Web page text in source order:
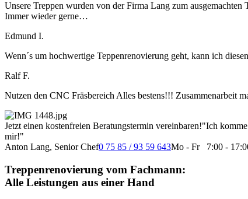
Unsere Treppen wurden von der Firma Lang zum
Immer wieder gerne…
Edmund I.
Wenn´s um hochwertige Teppenrenovierung geht, kann ich
Ralf F.
Nutzen den CNC Fräsbereich Alles bestens!!! Zusammenarbeit
Jetzt einen kostenfreien Beratungstermin vereinbaren!"Ich
mir!"
Anton Lang, Senior Chef0 75 85 / 93 59 643Mo - Fr 7:00 -
Treppenrenovierung vom Fachmann:
Alle Leistungen aus einer Hand